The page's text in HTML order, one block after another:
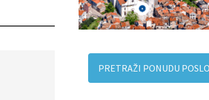
PRETRAŽI PONUDU